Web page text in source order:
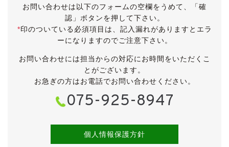
●スマートキー
●左右独立温度調整フルオートエアコン
●リアクーラー
●取扱説明書
●点検記録簿11枚
個人的に大好きなミニバン、50エスティマです。
走行距離が多い割にかなりきれいなワンオーナー車で、
記録簿もたっぷり11枚もあることから、新車で購入した
信し、仕入れてまいりました。
お問い合わせは以下のフォームの空欄をうめて、「確
認」ボタンを押して下さい。
*印のついている必須項目は、記入漏れがありますとエラ
ーになりますのでご注意下さい。
お問い合わせには担当からの対応にお時間をいただくこ
とがございます。
お急ぎの方はお電話でお問い合わせください。
075-925-8947
個人情報保護方針